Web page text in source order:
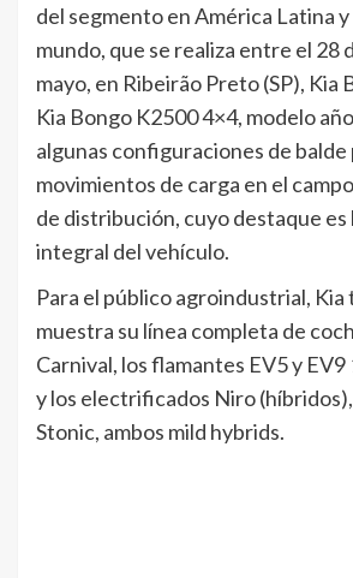
del segmento en América Latina
mundo, que se realiza entre el 28
mayo, en Ribeirão Preto (SP), Kia
Kia Bongo K2500 4×4, modelo
algunas configuraciones de balde
movimientos de carga en el
de distribución, cuyo destaque es
integral del vehículo.
Para el público agroindustrial, Kia
muestra su línea completa de
Carnival, los flamantes EV5 y
y los electrificados Niro
Stonic, ambos mild hybrids.